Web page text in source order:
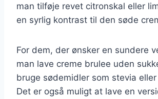
man tilføje revet citronskal eller
en syrlig kontrast til den søde
For dem, der ønsker en sundere
man lave creme brulee uden
bruge sødemidler som stevia
Det er også muligt at lave en